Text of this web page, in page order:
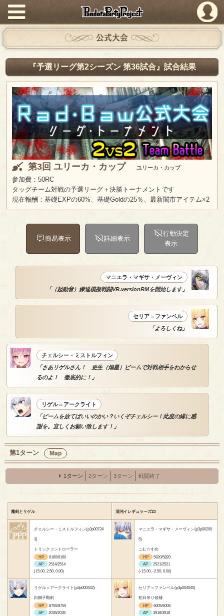
PandoraPartyProject
公式大会
『予選リーグ第2シーズン 第36試合』試合結果
第3回 ユリーカ・カップ ユリーカ・カップ
参加費：50RC
タッグチーム対戦の予選リーグ＋決勝トーナメントです
現在報酬：基礎EXPの60%、基礎Goldの25％、最新闇市アイテム×2
簡易表示 詳細表示
行動決定
表示
マニエラ・マギサ・メーヴィン
「（起動音）練達模擬戦闘VR.versionRMを開始します」
セリア＝ファンベル
「よろしくね」
チェルシー・ミストルフィン
「さあリゲルさん！ 更生（煌星）ビームで対戦相手をわからせ
るのよ！ 徹底的に！」
リゲル＝アークライト
「ビームを放てばいいのかい？いくぞチェルシー！此度の縁に感
謝を。宜しくお願い致します！」
第1ターン Map
1ターン 2ターン 3ターン 戦闘終了
魔剣とリゲル 混沌イレギュラーズ23
チェルシー・ミストルフィン(p3p00724
3)
トリックコントローラー
HP
6160/6160
AP
2514/2514
(15.00, 2.50, 0.00)
マニエラ・マギサ・メーヴィン(p3p00290
6)
こむ☆すめ
HP
5820/5820
AP
2521/2521
(-15.00, -2.50, 0.00)
リゲル＝アークライト(p3p000442)
白獅子剛剣
HP
8755/8755
AP
2035/2035
セリア＝ファンベル(p3p004040)
初日吊り候補
HP
6005/6005
AP
3918/3918